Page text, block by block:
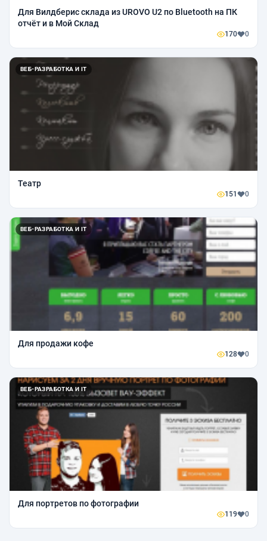
Для Вилдберис склада из UROVO U2 по Bluetooth на ПК
отчёт и в Мой Склад
170 0
ВЕБ-РАЗРАБОТКА И IT
Театр
151 0
ВЕБ-РАЗРАБОТКА И IT
Для продажи кофе
128 0
ВЕБ-РАЗРАБОТКА И IT
Для портретов по фотографии
119 0